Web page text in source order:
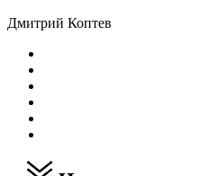
Дмитрий Коптев